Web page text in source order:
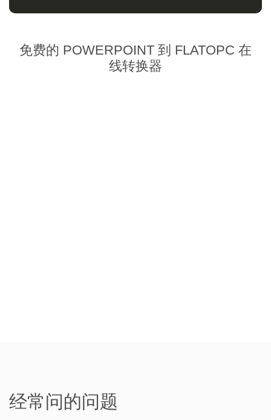
免费的 POWERPOINT 到 FLATOPC 在
线转换器
经常问的问题